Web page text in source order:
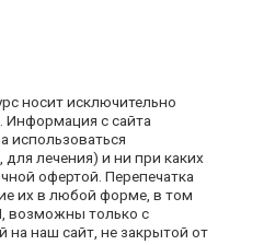
носит исключительно
с сайта
использоваться
лечения) и ни при каких
офертой. Перепечатка
их в любой форме, в том
возможны только с
на наш сайт, не закрытой от